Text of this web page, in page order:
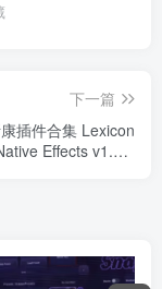
下一篇
插件合集 Lexicon
Effects v1.2.6